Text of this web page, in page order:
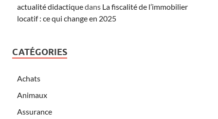
actualité didactiquedans La fiscalité de l’immobilier
locatif : ce qui change en 2025
CATÉGORIES
Achats
Animaux
Assurance